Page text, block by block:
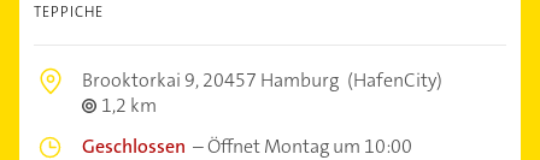
TEPPICHE
Brooktorkai 9,20457 Hamburg (HafenCity)
1,2 km
Geschlossen –Öffnet Montag um 10:00